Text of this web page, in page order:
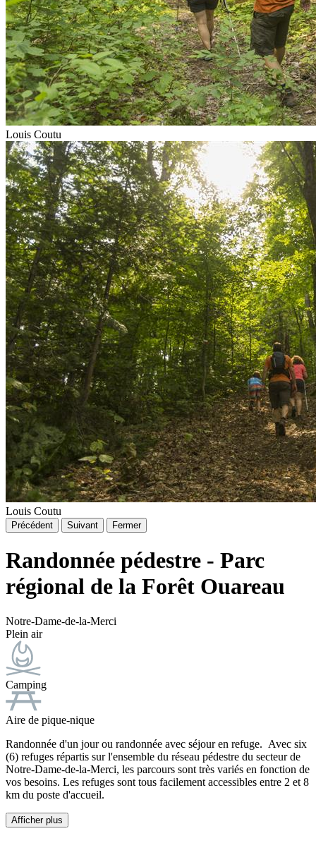
Louis Coutu
Louis Coutu
Précédent Suivant Fermer
Randonnée pédestre - Parc
régional de la Forêt Ouareau
Notre-Dame-de-la-Merci
Plein air
Camping
Aire de pique-nique
Randonnée d'un jour ou randonnée avec séjour en refuge. Avec six
(6) refuges répartis sur l'ensemble du réseau pédestre du secteur de
Notre-Dame-de-la-Merci, les parcours sont très variés en fonction de
vos besoins. Les refuges sont tous facilement accessibles entre 2 et 8
km du poste d'accueil.
Afficher plus